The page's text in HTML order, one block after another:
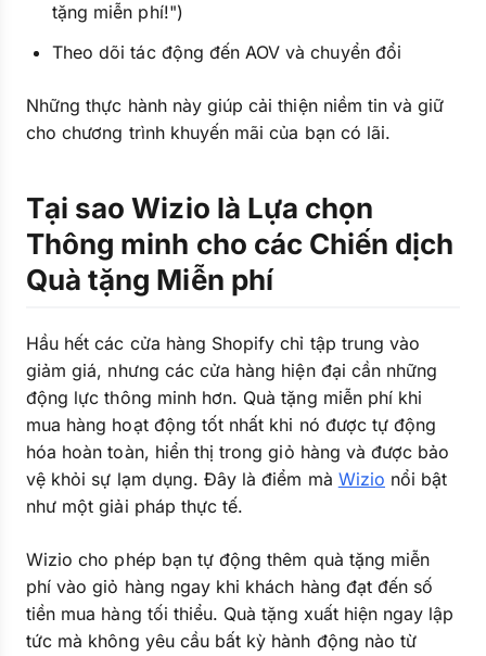
tặng miễn phí!")
Theo dõi tác động đến AOV và chuyển đổi
Những thực hành này giúp cải thiện niềm tin và giữ
cho chương trình khuyến mãi của bạn có lãi.
Tại sao Wizio là Lựa chọn
Thông minh cho các Chiến dịch
Quà tặng Miễn phí
Hầu hết các cửa hàng Shopify chỉ tập trung vào
giảm giá, nhưng các cửa hàng hiện đại cần những
động lực thông minh hơn. Quà tặng miễn phí khi
mua hàng hoạt động tốt nhất khi nó được tự động
hóa hoàn toàn, hiển thị trong giỏ hàng và được bảo
vệ khỏi sự lạm dụng. Đây là điểm mà Wizio nổi bật
như một giải pháp thực tế.
Wizio cho phép bạn tự động thêm quà tặng miễn
phí vào giỏ hàng ngay khi khách hàng đạt đến số
tiền mua hàng tối thiểu. Quà tặng xuất hiện ngay lập
tức mà không yêu cầu bất kỳ hành động nào từ